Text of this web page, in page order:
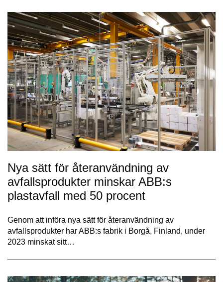
Nya sätt för återanvändning av
avfallsprodukter minskar ABB:s
plastavfall med 50 procent
Genom att införa nya sätt för återanvändning av
avfallsprodukter har ABB:s fabrik i Borgå, Finland, under
2023 minskat sitt…